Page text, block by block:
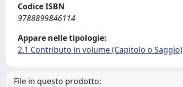
Codice ISBN
9788899846114
Appare nelle tipologie:
2.1 Contributo in volume (Capitolo o Saggio)
File in questo prodotto: